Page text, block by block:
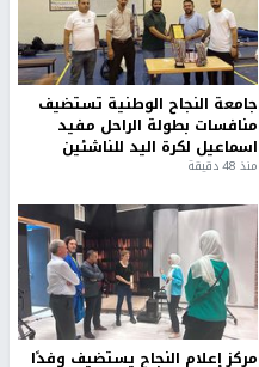
جامعة النجاح الوطنية تستضيف
منافسات بطولة الراحل مفيد
اسماعيل لكرة اليد للناشئين
منذ 48 دقيقة
مركز إعلام النجاح يستضيف وفدًا